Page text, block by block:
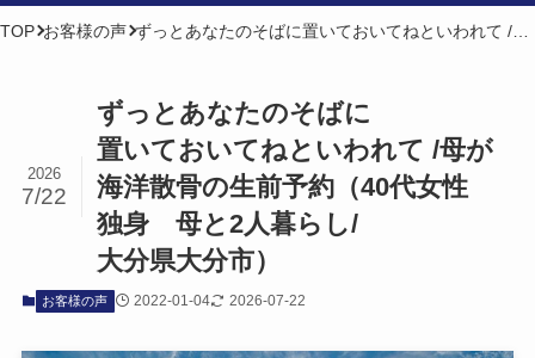
TOP お客様の声
ずっと​あなたの​そばに​
置いておいてねと​いわれて /母が​
海洋散骨の​生前予約​（40​代女性
独身 母と​2人暮らし/
大分県大分市）​
2026
7/22
お客様の声 2022-01-04 2026-07-22